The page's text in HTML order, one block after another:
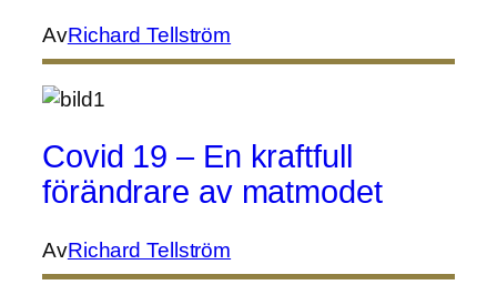
AvRichard Tellström
Covid 19 – En kraftfull
förändrare av matmodet
AvRichard Tellström